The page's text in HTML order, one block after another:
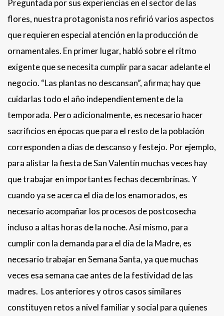
Preguntada por sus experiencias en el sector de las
flores, nuestra protagonista nos refirió varios aspectos
que requieren especial atención en la producción de
ornamentales. En primer lugar, habló sobre el ritmo
exigente que se necesita cumplir para sacar adelante el
negocio. “Las plantas no descansan”, afirma; hay que
cuidarlas todo el año independientemente de la
temporada. Pero adicionalmente, es necesario hacer
sacrificios en épocas que para el resto de la población
corresponden a días de descanso y festejo. Por ejemplo,
para alistar la fiesta de San Valentín muchas veces hay
que trabajar en importantes fechas decembrinas. Y
cuando ya se acerca el día de los enamorados, es
necesario acompañar los procesos de postcosecha
incluso a altas horas de la noche. Así mismo, para
cumplir con la demanda para el día de la Madre, es
necesario trabajar en Semana Santa, ya que muchas
veces esa semana cae antes de la festividad de las
madres. Los anteriores y otros casos similares
constituyen retos a nivel familiar y social para quienes